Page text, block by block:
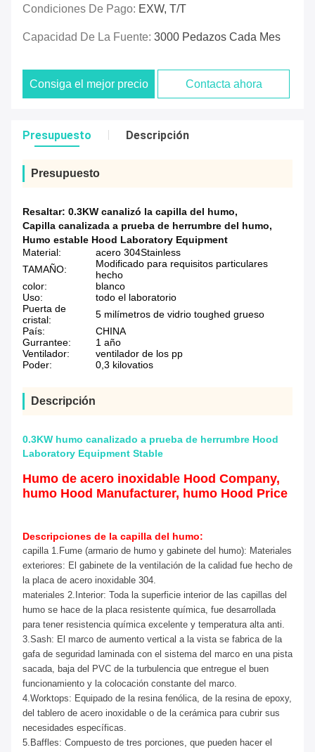
Condiciones De Pago: EXW, T/T
Capacidad De La Fuente: 3000 Pedazos Cada Mes
Consiga el mejor precio Contacta ahora
Presupuesto Descripción
Presupuesto
Resaltar: 0.3KW canalizó la capilla del humo,
Capilla canalizada a prueba de herrumbre del humo,
Humo estable Hood Laboratory Equipment
Material:
acero 304Stainless
TAMAÑO:
Modificado para requisitos particulares
hecho
color:
blanco
Uso:
todo el laboratorio
Puerta de
cristal:
5 milímetros de vidrio toughed grueso
País:
CHINA
Gurrantee:
1 año
Ventilador:
ventilador de los pp
Poder:
0,3 kilovatios
Descripción
0.3KW humo canalizado a prueba de herrumbre Hood
Laboratory Equipment Stable
Humo de acero inoxidable Hood Company,
humo Hood Manufacturer, humo Hood Price
Descripciones de la capilla del humo:
capilla 1.Fume (armario de humo y gabinete del humo): Materiales
exteriores: El gabinete de la ventilación de la calidad fue hecho de
la placa de acero inoxidable 304.
materiales 2.Interior: Toda la superficie interior de las capillas del
humo se hace de la placa resistente química, fue desarrollada
para tener resistencia química excelente y temperatura alta anti.
3.Sash: El marco de aumento vertical a la vista se fabrica de la
gafa de seguridad laminada con el sistema del marco en una pista
sacada, baja del PVC de la turbulencia que entregue el buen
funcionamiento y la colocación constante del marco.
4.Worktops: Equipado de la resina fenólica, de la resina de epoxy,
del tablero de acero inoxidable o de la cerámica para cubrir sus
necesidades específicas.
5.Baffles: Compuesto de tres porciones, que pueden hacer el